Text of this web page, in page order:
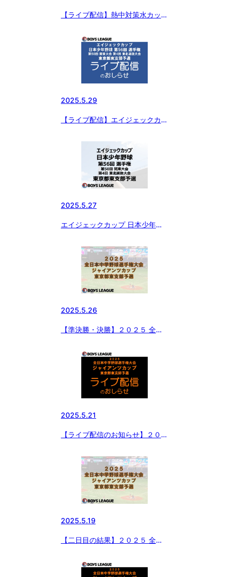
【ライブ配信】熱中対策水カップ
東京都東支部予選（小学生の部）
2025.5.29
【ライブ配信】エイジェックカッ
権・第50回 関東大会・第4回 東
北選抜大会 東京都東支部予選
2025.5.27
エイジェックカップ 日本少年野
東大会・第4回東北選抜大会 東京
都東支部予選
2025.5.26
【準決勝・決勝】２０２５ 全日
ンツカップ 東京都東支部予選
2025.5.21
【ライブ配信のお知らせ】２０２
ャイアンツカップ 東京都東支部
2025.5.19
【二日目の結果】２０２５ 全日
ンツカップ 東京都東支部予選